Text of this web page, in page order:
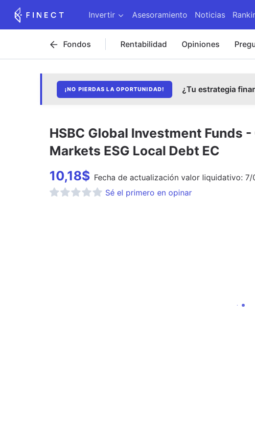
Invertir Asesoramiento Noticias
Fondos Rentabilidad Opiniones
¡NO PIERDAS LA OPORTUNIDAD! ¿Tu estrategia
HSBC Global Investment Funds
Markets ESG Local Debt EC
10,18$ Fecha de actualización valor liquidativo: 7/
Sé el primero en opinar